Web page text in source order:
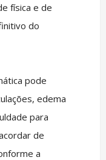
física e de
do
pode
edema
para
de
a